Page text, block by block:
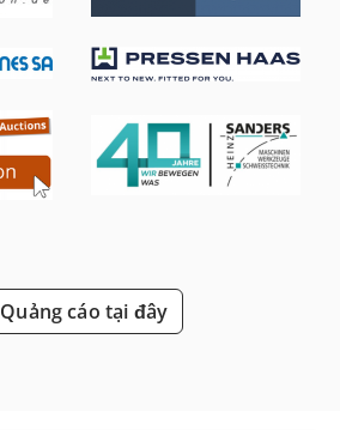
Quảng cáo tại đây